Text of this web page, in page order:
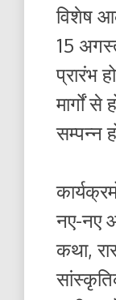
विशेष
15
प्रारंभ
मार्गों से
सम्पन्न
नए-नए
कथा,